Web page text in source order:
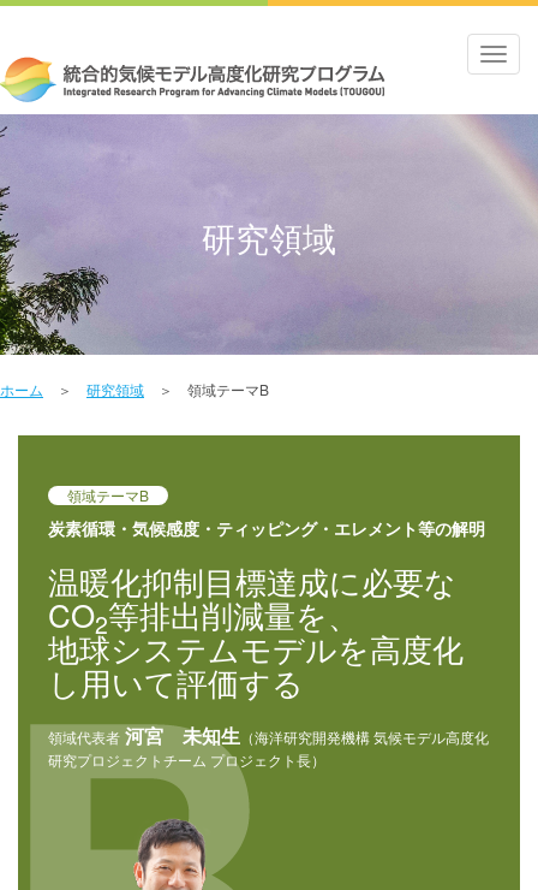
研究領域
ホーム ＞ 研究領域 ＞ 領域テーマB
領域テーマB
炭素循環・気候感度・ティッピング・エレメント等の解明
温暖化抑制目標達成に必要な
CO2等排出削減量を、
地球システムモデルを高度化
し用いて評価する
領域代表者 河宮 未知生 （海洋研究開発機構 気候モデル高度化
研究プロジェクトチーム プロジェクト長）